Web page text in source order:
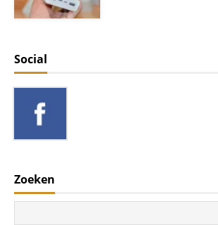
Social
Zoeken